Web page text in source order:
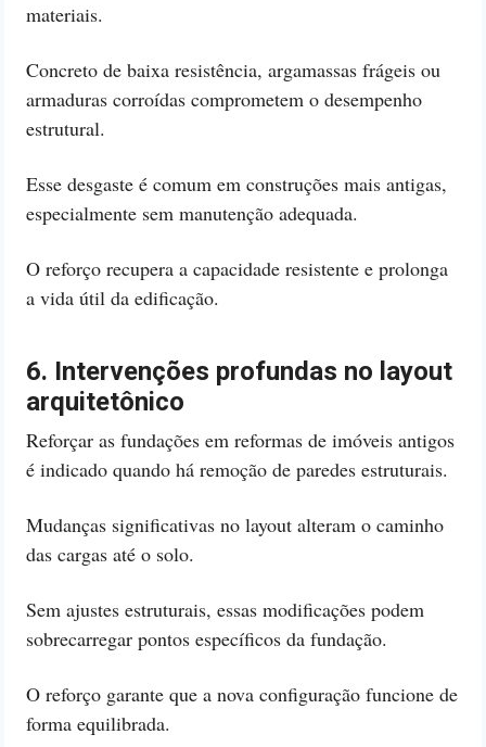
materiais.
Concreto de baixa resistência, argamassas frágeis ou
armaduras corroídas comprometem o desempenho
estrutural.
Esse desgaste é comum em construções mais antigas,
especialmente sem manutenção adequada.
O reforço recupera a capacidade resistente e prolonga
a vida útil da edificação.
6. Intervenções profundas no layout
arquitetônico
Reforçar as fundações em reformas de imóveis antigos
é indicado quando há remoção de paredes estruturais.
Mudanças significativas no layout alteram o caminho
das cargas até o solo.
Sem ajustes estruturais, essas modificações podem
sobrecarregar pontos específicos da fundação.
O reforço garante que a nova configuração funcione de
forma equilibrada.